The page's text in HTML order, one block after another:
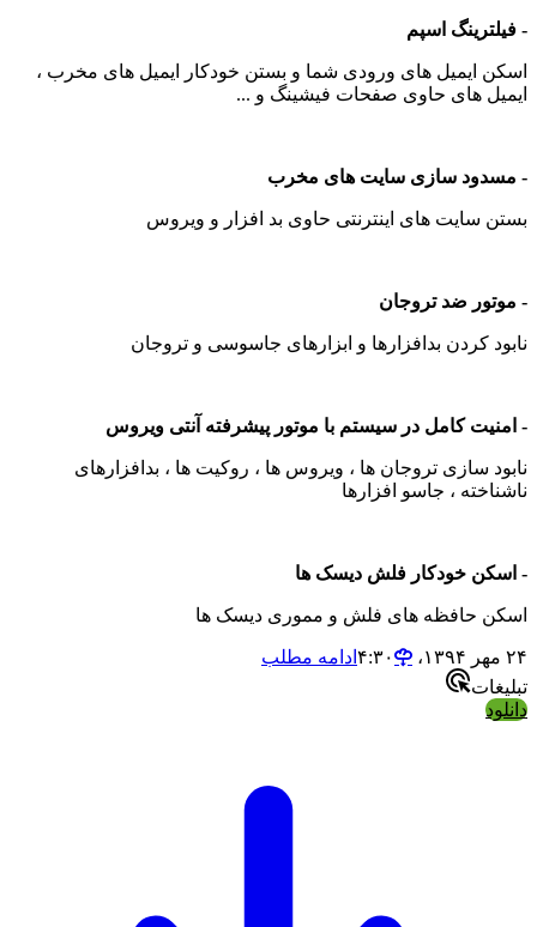
اسپم
ایمیل های ورودی شما و بستن خودکار ایمیل های مخرب ،
های حاوی صفحات فیشینگ و ...
سازی سایت های مخرب
سایت های اینترنتی حاوی بد افزار و ویروس
ضد تروجان
کردن بدافزارها و ابزارهای جاسوسی و تروجان
کامل در سیستم با موتور پیشرفته آنتی ویروس
سازی تروجان ها ، ویروس ها ، روکیت ها ، بدافزارهای
، جاسو افزارها
خودکار فلش دیسک ها
حافظه های فلش و مموری دیسک ها
ادامه مطلب